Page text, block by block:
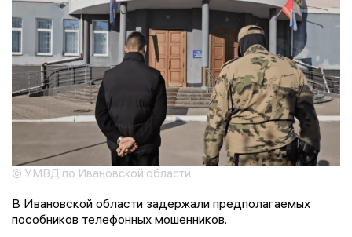
© УМВД по Ивановской области
В Ивановской области задержали предполагаемых
пособников телефонных мошенников.